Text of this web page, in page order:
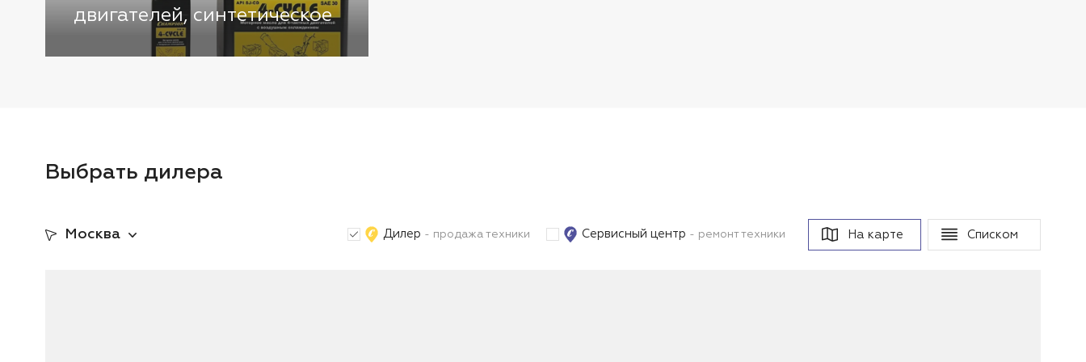
двигателей, синтетическое
Выбрать дилера
Москва Дилер - продажа техники Сервисный центр - ремонт техники На карте Списком